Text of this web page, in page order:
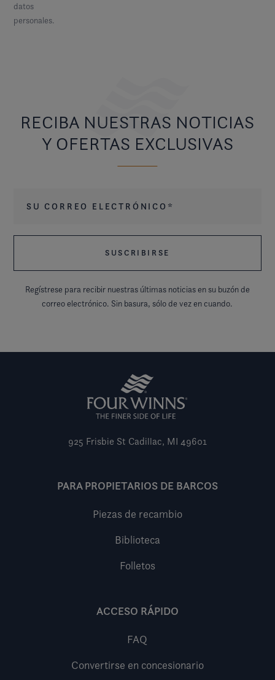
datos
personales.
RECIBA NUESTRAS NOTICIAS
Y OFERTAS EXCLUSIVAS
Regístrese para recibir nuestras últimas noticias en su buzón de
correo electrónico. Sin basura, sólo de vez en cuando.
925 Frisbie St Cadillac, MI 49601
PARA PROPIETARIOS DE BARCOS
Piezas de recambio
Biblioteca
Folletos
ACCESO RÁPIDO
FAQ
Convertirse en concesionario